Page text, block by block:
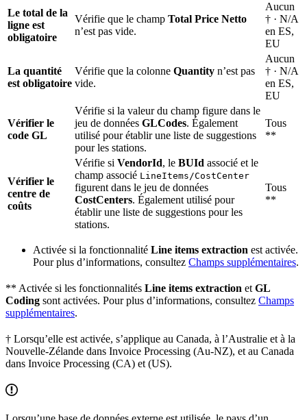
Le total de la
ligne est
obligatoire
Vérifie que le champ Total Price Netto
n’est pas vide.
Aucun
† · N/A
en ES,
EU
La quantité
est obligatoire
Vérifie que la colonne Quantity n’est pas
vide.
Aucun
† · N/A
en ES,
EU
Vérifier le
code GL
Vérifie si la valeur du champ figure dans le
jeu de données GLCodes. Également
utilisé pour établir une liste de suggestions
pour les stations.
Tous
**
Vérifier le
centre de
coûts
Vérifie si VendorId, le BUId associé et le
champ associé LineItems/CostCenter
figurent dans le jeu de données
CostCenters. Également utilisé pour
établir une liste de suggestions pour les
stations.
Tous
**
Activée si la fonctionnalité Line items extraction est activée.
Pour plus d’informations, consultez Champs supplémentaires.
** Activée si les fonctionnalités Line items extraction et GL
Coding sont activées. Pour plus d’informations, consultez Champs
supplémentaires.
† Lorsqu’elle est activée, s’applique au Canada, à l’Australie et à la
Nouvelle-Zélande dans Invoice Processing (Au-NZ), et au Canada
dans Invoice Processing (CA) et (US).